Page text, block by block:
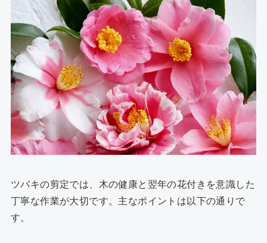
ツバキの剪定では、木の健康と翌年の花付きを意識した
丁寧な作業が大切です。主なポイントは以下の通りで
す。